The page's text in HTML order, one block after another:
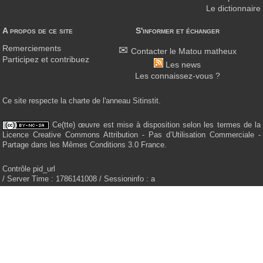
A propos de ce site
Remerciements
Participez et contribuez
S'informer et échanger
Contacter le Matou matheux
Les news
Les connaissez-vous ?
Le dictionnaire
Ce site respecte la charte de l'anneau Sitinstit.
Ce(tte) œuvre est mise à disposition selon les termes de la
Licence Creative Commons Attribution - Pas d’Utilisation Commerciale -
Partage dans les Mêmes Conditions 3.0 France.
Contrôle pid_url
/ Server Time : 1786141008 / Sessioninfo : a